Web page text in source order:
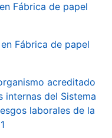
Fábrica de papel
Fábrica de papel
acreditado
internas del Sistema
laborales de la